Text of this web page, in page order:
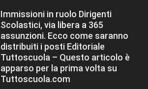
Immissioni in ruolo Dirigenti
Scolastici, via libera a 365
assunzioni. Ecco come saranno
distribuiti i posti Editoriale
Tuttoscuola – Questo articolo è
apparso per la prima volta su
Tuttoscuola.com